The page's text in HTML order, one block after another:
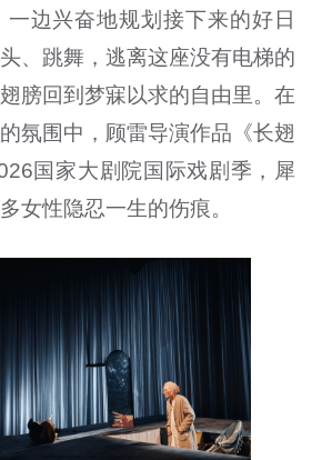
边兴奋地规划接下来的好日
、跳舞，逃离这座没有电梯的
膀回到梦寐以求的自由里。在
氛围中，顾雷导演作品《长翅
国家大剧院国际戏剧季，犀
女性隐忍一生的伤痕。